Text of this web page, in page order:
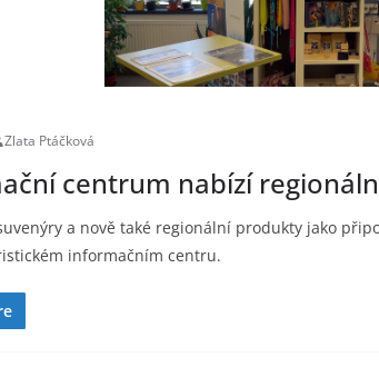
Zlata Ptáčková
centrum nabízí
a nově také regionální produkty jako
informačním centru.